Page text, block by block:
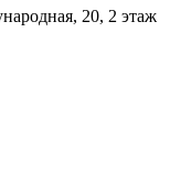
20, 2 этаж